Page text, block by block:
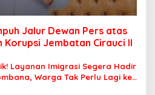
Jalur Dewan Pers atas
Jembatan Cirauci II
Layanan Imigrasi Segera Hadir
Warga Tak Perlu Lagi ke